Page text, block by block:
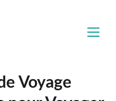
Voyage